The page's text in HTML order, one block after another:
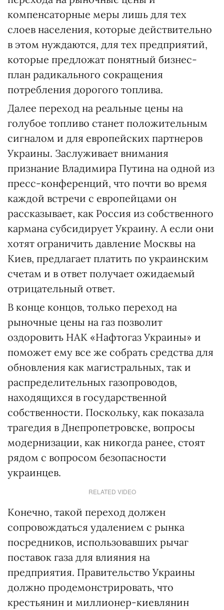
компенсаторные меры лишь для тех
слоев населения, которые действительно
в этом нуждаются, для тех предприятий,
которые предложат понятный бизнес-
план радикального сокращения
потребления дорогого топлива.
Далее переход на реальные цены на
голубое топливо станет положительным
сигналом и для европейских партнеров
Украины. Заслуживает внимания
признание Владимира Путина на одной из
пресс-конференций, что почти во время
каждой встречи с европейцами он
рассказывает, как Россия из собственного
кармана субсидирует Украину. А если они
хотят ограничить давление Москвы на
Киев, предлагает платить по украинским
счетам и в ответ получает ожидаемый
отрицательный ответ.
В конце концов, только переход на
рыночные цены на газ позволит
оздоровить НАК «Нафтогаз Украины» и
поможет ему все же собрать средства для
обновления как магистральных, так и
распределительных газопроводов,
находящихся в государственной
собственности. Поскольку, как показала
трагедия в Днепропетровске, вопросы
модернизации, как никогда ранее, стоят
рядом с вопросом безопасности
украинцев.
RELATED VIDEO
Конечно, такой переход должен
сопровождаться удалением с рынка
посредников, использовавших рычаг
поставок газа для влияния на
предприятия. Правительство Украины
должно продемонстрировать, что
крестьянин и миллионер-киевлянин